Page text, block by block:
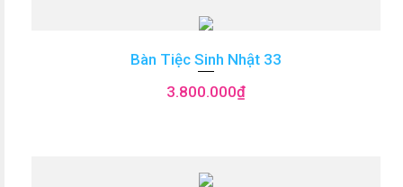
Bàn Tiệc Sinh Nhật 33
3.800.000₫